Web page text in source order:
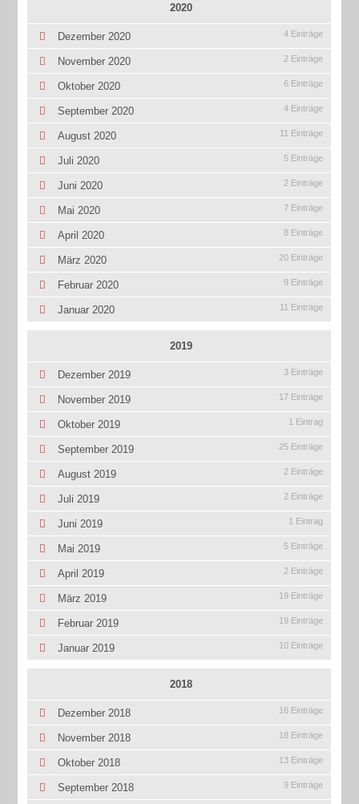
2020
Dezember 2020 4 Einträge
November 2020 2 Einträge
Oktober 2020 6 Einträge
September 2020 4 Einträge
August 2020 11 Einträge
Juli 2020 5 Einträge
Juni 2020 2 Einträge
Mai 2020 7 Einträge
April 2020 8 Einträge
März 2020 20 Einträge
Februar 2020 9 Einträge
Januar 2020 11 Einträge
2019
Dezember 2019 3 Einträge
November 2019 17 Einträge
Oktober 2019 1 Eintrag
September 2019 25 Einträge
August 2019 2 Einträge
Juli 2019 2 Einträge
Juni 2019 1 Eintrag
Mai 2019 5 Einträge
April 2019 2 Einträge
März 2019 19 Einträge
Februar 2019 19 Einträge
Januar 2019 10 Einträge
2018
Dezember 2018 16 Einträge
November 2018 18 Einträge
Oktober 2018 13 Einträge
September 2018 9 Einträge